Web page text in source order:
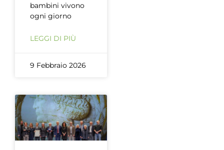
bambini vivono
ogni giorno
LEGGI DI PIÙ
9 Febbraio 2026